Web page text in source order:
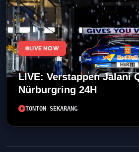
LIVE NOW
LIVE: Verstappen Jalani
Nürburgring 24H
TONTON SEKARANG